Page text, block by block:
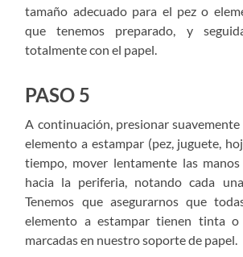
tamaño adecuado para el pez o
que tenemos preparado, y
totalmente con el papel.
PASO 5
A continuación, presionar
elemento a estampar (pez, juguete,
tiempo, mover lentamente las
hacia la periferia, notando cada
Tenemos que asegurarnos que
elemento a estampar tienen tinta
marcadas en nuestro soporte de papel.